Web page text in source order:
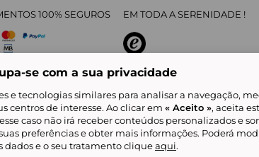
100% SEGUROS EM TODA A SERENIDADE !
4,31/5 sobre
Venda Política de Confidencialidade Livro de
de Marketplace
se com a sua privacidade
e tecnologias similares para analisar a navegação,
centros de interesse. Ao clicar em « Aceito », aceita
caso não irá receber conteúdos personalizados e
preferências e obter mais informações. Poderá
dados e o seu tratamento cliqueaqui.